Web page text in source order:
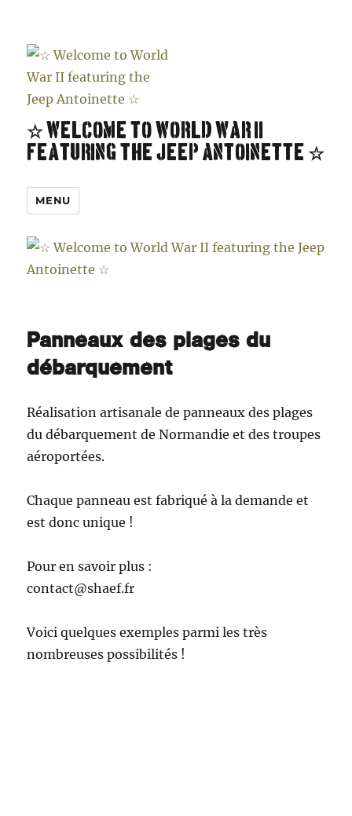
☆ Welcome to World War II
featuring the Jeep Antoinette ☆
MENU
Panneaux des plages du
débarquement
Réalisation artisanale de panneaux des plages
du débarquement de Normandie et des troupes
aéroportées.
Chaque panneau est fabriqué à la demande et
est donc unique !
Pour en savoir plus :
contact@shaef.fr
Voici quelques exemples parmi les très
nombreuses possibilités !